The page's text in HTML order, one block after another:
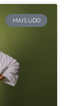
MAIS LIDO